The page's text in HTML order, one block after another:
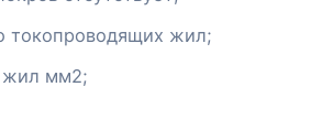
токопроводящих жил;
мм2;